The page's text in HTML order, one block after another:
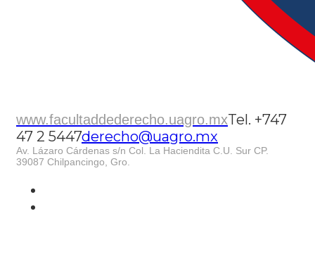
www.facultaddederecho.uagro.mxTel. +747
47 2 5447derecho@uagro.mx
Av. Lázaro Cárdenas s/n Col. La Haciendita C.U. Sur CP.
39087 Chilpancingo, Gro.